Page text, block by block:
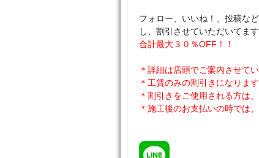
フォロー、いいね！、投稿な
し、割引させていただいてま
合計最大３０％OFF！！
＊詳細は店頭でご案内させて
＊工賃のみの割引きになります
＊割引きをご使用される方は
＊施工後のお支払いの時では